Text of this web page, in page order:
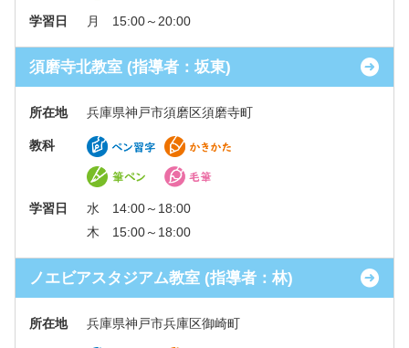
学習日 月 15:00～20:00
須磨寺北教室 (指導者：坂東)
所在地 兵庫県神戸市須磨区須磨寺町
教科
学習日
水 14:00～18:00
木 15:00～18:00
ノエビアスタジアム教室 (指導者：林)
所在地 兵庫県神戸市兵庫区御崎町